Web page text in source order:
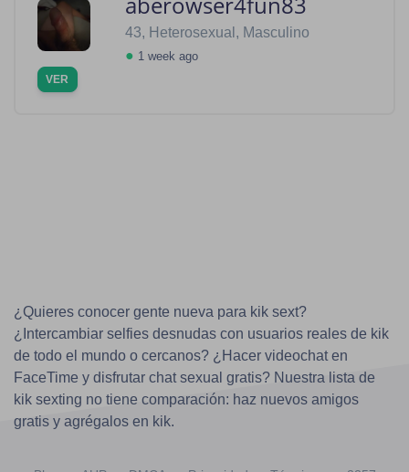
43, Heterosexual, Masculino
● 1 week ago
VER
¿Quieres conocer gente nueva para kik sext?
¿Intercambiar selfies desnudas con usuarios reales de kik
de todo el mundo o cercanos? ¿Hacer videochat en
FaceTime y disfrutar chat sexual gratis? Nuestra lista de
kik sexting no tiene comparación: haz nuevos amigos
gratis y agrégalos en kik.